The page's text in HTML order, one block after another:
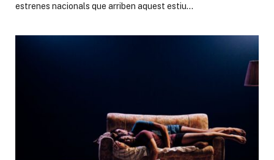
estrenes nacionals que arriben aquest estiu…